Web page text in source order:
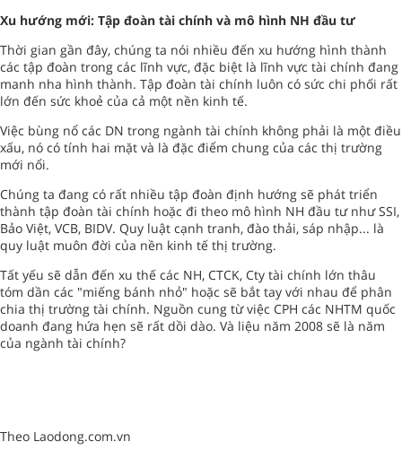
Xu hướng mới: Tập đoàn tài chính và mô hình NH đầu tư
Thời gian gần đây, chúng ta nói nhiều đến xu hướng hình thành
các tập đoàn trong các lĩnh vực, đặc biệt là lĩnh vực tài chính đang
manh nha hình thành. Tập đoàn tài chính luôn có sức chi phối rất
lớn đến sức khoẻ của cả một nền kinh tế.
Việc bùng nổ các DN trong ngành tài chính không phải là một điều
xấu, nó có tính hai mặt và là đặc điểm chung của các thị trường
mới nổi.
Chúng ta đang có rất nhiều tập đoàn định hướng sẽ phát triển
thành tập đoàn tài chính hoặc đi theo mô hình NH đầu tư như SSI,
Bảo Việt, VCB, BIDV. Quy luật cạnh tranh, đào thải, sáp nhập... là
quy luật muôn đời của nền kinh tế thị trường.
Tất yếu sẽ dẫn đến xu thế các NH, CTCK, Cty tài chính lớn thâu
tóm dần các "miếng bánh nhỏ" hoặc sẽ bắt tay với nhau để phân
chia thị trường tài chính. Nguồn cung từ việc CPH các NHTM quốc
doanh đang hứa hẹn sẽ rất dồi dào. Và liệu năm 2008 sẽ là năm
của ngành tài chính?
Theo Laodong.com.vn